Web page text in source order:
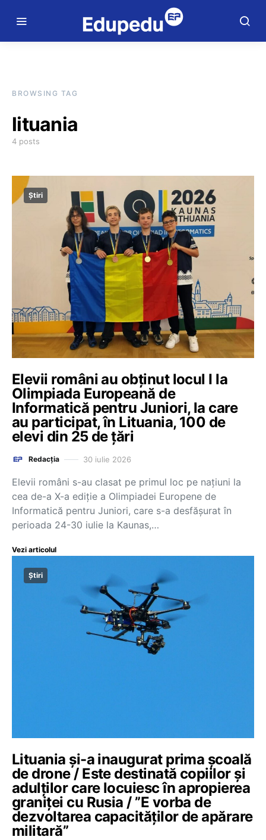
BROWSING TAG
lituania
4 posts
Știri
Elevii români au obținut locul I la
Olimpiada Europeană de
Informatică pentru Juniori, la care
au participat, în Lituania, 100 de
elevi din 25 de țări
Redacția 30 iulie 2026
Elevii români s-au clasat pe primul loc pe naţiuni la
cea de-a X-a ediţie a Olimpiadei Europene de
Informatică pentru Juniori, care s-a desfăşurat în
perioada 24-30 iulie la Kaunas,…
Vezi articolul
Știri
Lituania şi-a inaugurat prima şcoală
de drone / Este destinată copiilor şi
adulţilor care locuiesc în apropierea
graniţei cu Rusia / ”E vorba de
dezvoltarea capacităţilor de apărare
militară”